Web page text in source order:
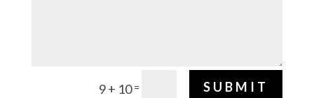
9 + 10= SUBMIT